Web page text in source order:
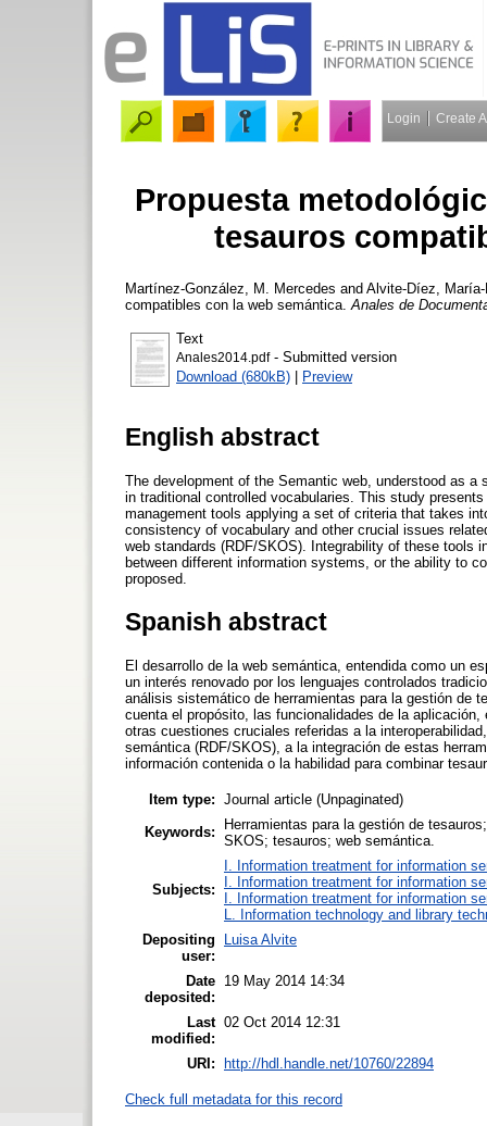
Login Create
Propuesta
tesauros
Martínez-González, M. Mercedes and Alvite-Díez,
compatibles con la web semántica. Anales de
Text
Anales2014.pdf- Submitted version
Download (680kB) | Preview
English abstract
The development of the Semantic web, understood as
in traditional controlled vocabularies. This study
management tools applying a set of criteria that takes
consistency of vocabulary and other crucial issues
web standards (RDF/SKOS). Integrability of these tools
between different information systems, or the ability to
proposed.
Spanish abstract
El desarrollo de la web semántica, entendida como un
un interés renovado por los lenguajes controlados
análisis sistemático de herramientas para la gestión de
cuenta el propósito, las funcionalidades de la
otras cuestiones cruciales referidas a la
semántica (RDF/SKOS), a la integración de estas
información contenida o la habilidad para combinar
Item type: Journal article (Unpaginated)
Keywords:
Herramientas para la gestión de
SKOS; tesauros; web semántica.
Subjects:
I. Information treatment for information
I. Information treatment for information
I. Information treatment for information
L. Information technology and library
Depositing
user:
Luisa Alvite
Date
deposited:
19 May 2014 14:34
Last
modified:
02 Oct 2014 12:31
URI: http://hdl.handle.net/10760/22894
Check full metadata for this record